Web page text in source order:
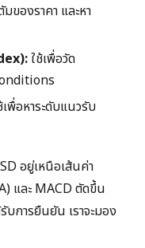
ของราคา และหา
ใช้เพื่อวัด
เพื่อหาระดับแนวรับ
อยู่เหนือเส้นค่า
และ MACD ตัดขึ้น
การยืนยัน เราจะมอง